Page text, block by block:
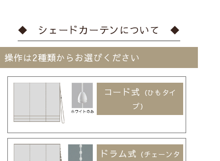
◆ シェードカーテンについて ◆
操作は2種類からお選びください
コード式 （ひもタイ
プ）
ドラム式 （チェーンタ